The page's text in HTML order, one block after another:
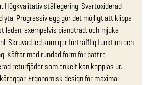
Högkvalitativ stållegering. Svartoxiderad
yta. Progressiv egg gör det möjligt att klippa
leden, exempelvis pianotråd, och mjuka
Skruvad led som ger förträfflig funktion och
Käftar med rundad form för bättre
returfjäder som enkelt kan kopplas ur.
Ergonomisk design för maximal